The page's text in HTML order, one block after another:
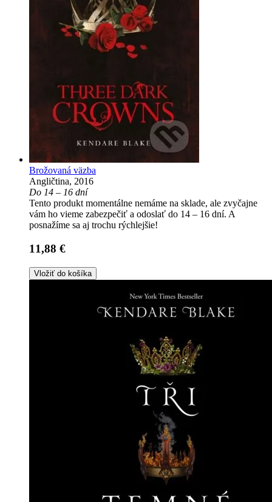
Brožovaná väzba
Angličtina, 2016
Do 14 – 16 dní
Tento produkt momentálne nemáme na sklade, ale zvyčajne
vám ho vieme zabezpečiť a odoslať do 14 – 16 dní. A
posnažíme sa aj trochu rýchlejšie!
11,88 €
Vložiť do košíka